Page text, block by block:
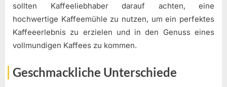
sollten Kaffeeliebhaber darauf achten, eine
hochwertige Kaffeemühle zu nutzen, um ein perfektes
Kaffeeerlebnis zu erzielen und in den Genuss eines
vollmundigen Kaffees zu kommen.
Geschmackliche Unterschiede